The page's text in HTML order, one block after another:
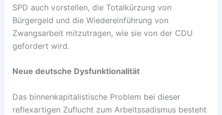
SPD auch vorstellen, die Totalkürzung von
Bürgergeld und die Wiedereinführung von
Zwangsarbeit mitzutragen, wie sie von der CDU
gefordert wird.
Neue deutsche Dysfunktionalität
Das binnenkapitalistische Problem bei dieser
reflexartigen Zuflucht zum Arbeitssadismus besteht